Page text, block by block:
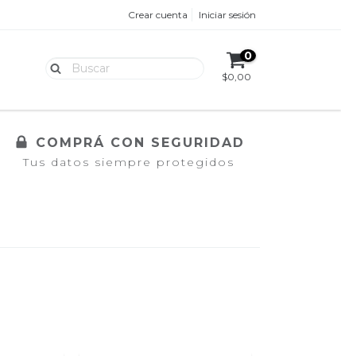
Crear cuenta Iniciar sesión
0
$0,00
COMPRÁ CON SEGURIDAD
Tus datos siempre protegidos